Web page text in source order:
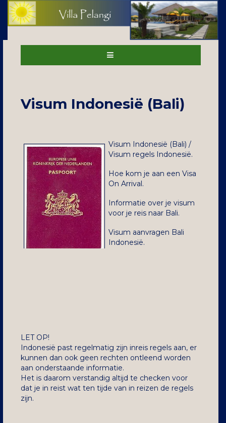
Visum Indonesië (Bali)
Visum Indonesië (Bali) /
Visum regels Indonesië.
Hoe kom je aan een Visa
On Arrival.
Informatie over je visum
voor je reis naar Bali.
Visum aanvragen Bali
Indonesië.
LET OP!
Indonesië past regelmatig zijn inreis regels aan, er
kunnen dan ook geen rechten ontleend worden
aan onderstaande informatie.
Het is daarom verstandig altijd te checken voor
dat je in reist wat ten tijde van in reizen de regels
zijn.